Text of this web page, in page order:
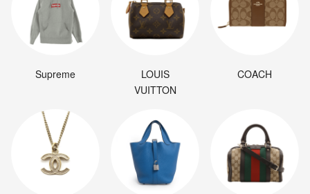
Supreme
LOUIS
VUITTON
COACH